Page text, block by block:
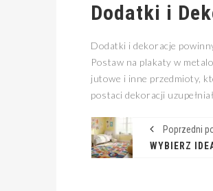
Dodatki i
Dodatki i dekoracje
Postaw na plakaty w
jutowe i inne przedmioty,
postaci dekoracji
Poprzedni